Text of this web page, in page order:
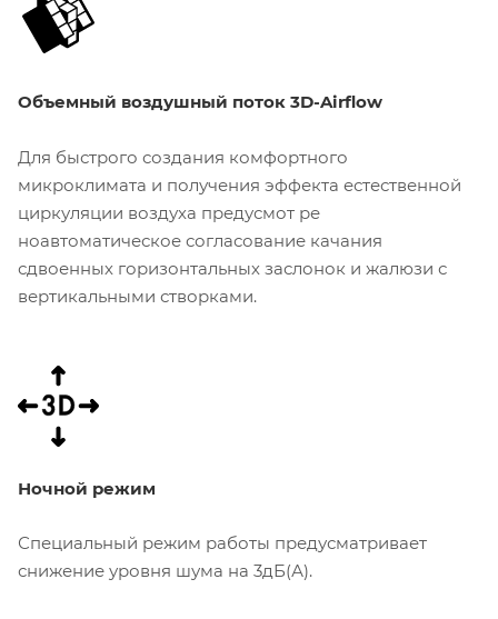
Объемный воздушный поток 3D-Airflow
Для быстрого создания комфортного
микроклимата и получения эффекта естественной
циркуляции воздуха предусмот ре
ноавтоматическое согласование качания
сдвоенных горизонтальных заслонок и жалюзи с
вертикальными створками.
Ночной режим
Специальный режим работы предусматривает
снижение уровня шума на 3дБ(А).